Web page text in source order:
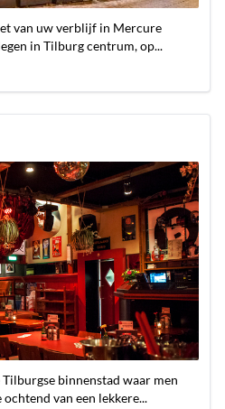
van uw verblijf in Mercure
in Tilburg centrum, op...
binnenstad waar men
van een lekkere...